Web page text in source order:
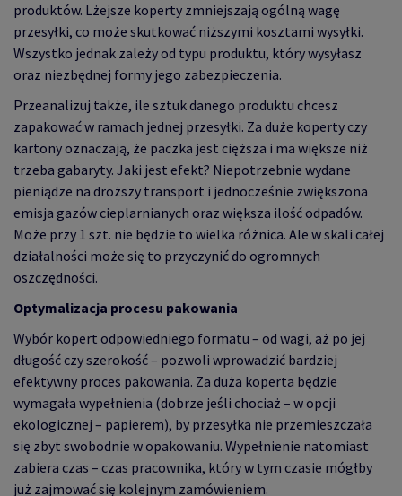
produktów. Lżejsze koperty zmniejszają ogólną wagę
przesyłki, co może skutkować niższymi kosztami wysyłki.
Wszystko jednak zależy od typu produktu, który wysyłasz
oraz niezbędnej formy jego zabezpieczenia.
Przeanalizuj także, ile sztuk danego produktu chcesz
zapakować w ramach jednej przesyłki. Za duże koperty czy
kartony oznaczają, że paczka jest cięższa i ma większe niż
trzeba gabaryty. Jaki jest efekt? Niepotrzebnie wydane
pieniądze na droższy transport i jednocześnie zwiększona
emisja gazów cieplarnianych oraz większa ilość odpadów.
Może przy 1 szt. nie będzie to wielka różnica. Ale w skali całej
działalności może się to przyczynić do ogromnych
oszczędności.
Optymalizacja procesu pakowania
Wybór kopert odpowiedniego formatu – od wagi, aż po jej
długość czy szerokość – pozwoli wprowadzić bardziej
efektywny proces pakowania. Za duża koperta będzie
wymagała wypełnienia (dobrze jeśli chociaż – w opcji
ekologicznej – papierem), by przesyłka nie przemieszczała
się zbyt swobodnie w opakowaniu. Wypełnienie natomiast
zabiera czas – czas pracownika, który w tym czasie mógłby
już zajmować się kolejnym zamówieniem.